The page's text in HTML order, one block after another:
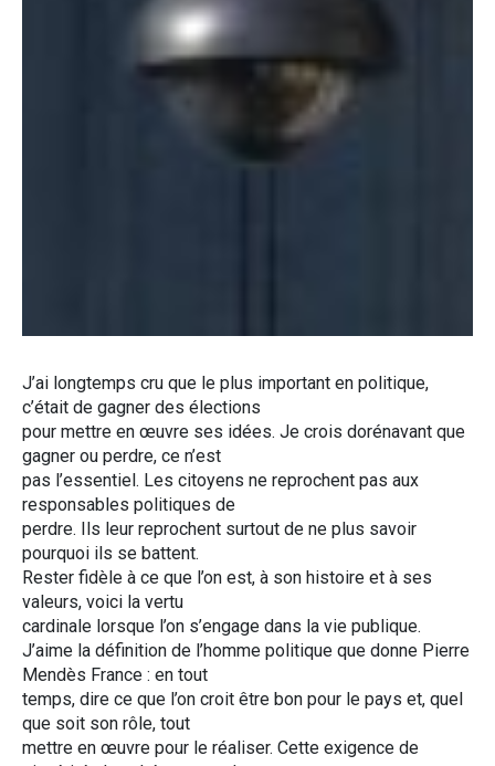
J’ai longtemps cru que le plus important en politique,
c’était de gagner des élections
pour mettre en œuvre ses idées. Je crois dorénavant que
gagner ou perdre, ce n’est
pas l’essentiel. Les citoyens ne reprochent pas aux
responsables politiques de
perdre. Ils leur reprochent surtout de ne plus savoir
pourquoi ils se battent.
Rester fidèle à ce que l’on est, à son histoire et à ses
valeurs, voici la vertu
cardinale lorsque l’on s’engage dans la vie publique.
J’aime la définition de l’homme politique que donne Pierre
Mendès France : en tout
temps, dire ce que l’on croit être bon pour le pays et, quel
que soit son rôle, tout
mettre en œuvre pour le réaliser. Cette exigence de